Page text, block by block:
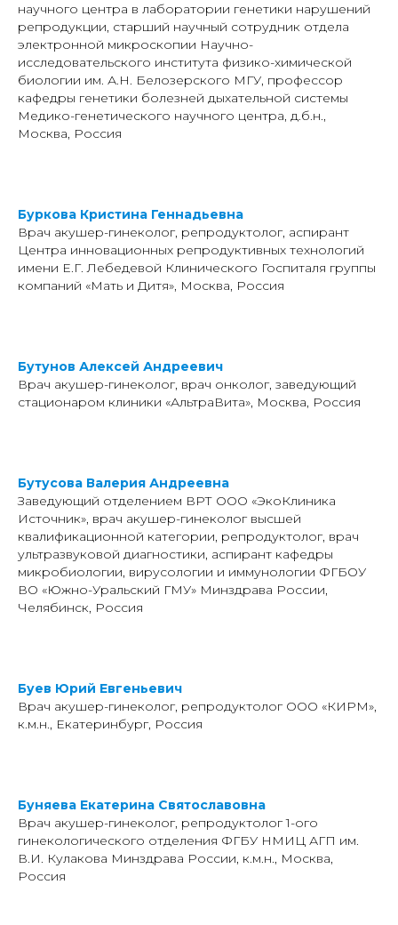
научного центра в лаборатории генетики нарушений
репродукции, старший научный сотрудник отдела
электронной микроскопии Научно-
исследовательского института физико-химической
биологии им. А.Н. Белозерского МГУ, профессор
кафедры генетики болезней дыхательной системы
Медико-генетического научного центра, д.б.н.,
Москва, Россия
Буркова Кристина Геннадьевна
Врач акушер-гинеколог, репродуктолог, аспирант
Центра инновационных репродуктивных технологий
имени Е.Г. Лебедевой Клинического Госпиталя группы
компаний «Мать и Дитя», Москва, Россия
Бутунов Алексей Андреевич
Врач акушер-гинеколог, врач онколог, заведующий
стационаром клиники «АльтраВита», Москва, Россия
Бутусова Валерия Андреевна
Заведующий отделением ВРТ ООО «ЭкоКлиника
Источник», врач акушер-гинеколог высшей
квалификационной категории, репродуктолог, врач
ультразвуковой диагностики, аспирант кафедры
микробиологии, вирусологии и иммунологии ФГБОУ
ВО «Южно-Уральский ГМУ» Минздрава России,
Челябинск, Россия
Буев Юрий Евгеньевич
Врач акушер-гинеколог, репродуктолог ООО «КИРМ»,
к.м.н., Екатеринбург, Россия
Буняева Екатерина Святославовна
Врач акушер-гинеколог, репродуктолог 1-ого
гинекологического отделения ФГБУ НМИЦ АГП им.
В.И. Кулакова Минздрава России, к.м.н., Москва,
Россия